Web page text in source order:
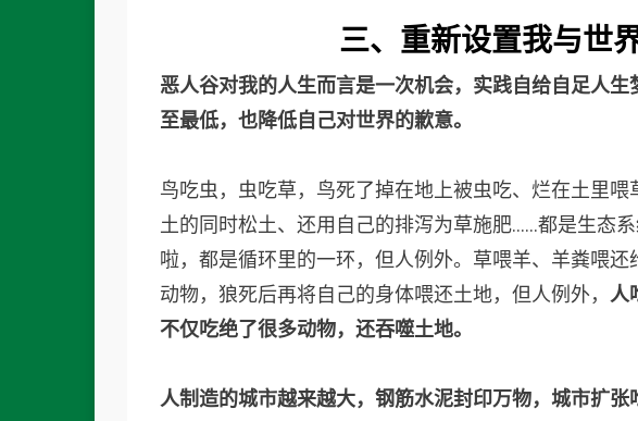
三、重新设置我与世
恶人谷对我的人生而言是一次机会，实践自给自足人
至最低，也降低自己对世界的歉意。
鸟吃虫，虫吃草，鸟死了掉在地上被虫吃、烂在土里
土的同时松土、还用自己的排泻为草施肥……都是生态
啦，都是循环里的一环，但人例外。草喂羊、羊粪喂
动物，狼死后再将自己的身体喂还土地，但人例外， 人
不仅吃绝了很多动物，还吞噬土地。
人制造的城市越来越大，钢筋水泥封印万物，城市扩